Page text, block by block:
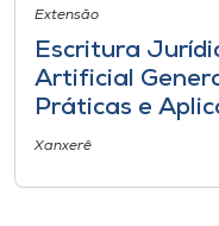
Rádio
Museu
Extensão
Escritura
Artificial
Práticas e
Xanxerê